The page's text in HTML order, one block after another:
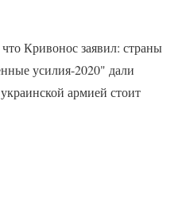
Кривонос заявил: страны
усилия-2020" дали
армией стоит